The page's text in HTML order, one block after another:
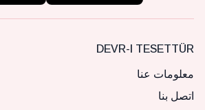
DEVR-I TESETTÜR
معلومات عنا
اتصل بنا